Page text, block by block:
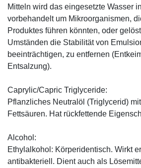
Mitteln wird das eingesetzte Wasser
vorbehandelt um Mikroorganismen,
Produktes führen könnten, oder
Umständen die Stabilität von
beeinträchtigen, zu entfernen
Entsalzung).
Caprylic/Capric Triglyceride:
Pflanzliches Neutralöl (Triglycerid)
Fettsäuren. Hat rückfettende
Alcohol:
Ethylalkohol: Körperidentisch. Wirkt
antibakteriell. Dient auch als